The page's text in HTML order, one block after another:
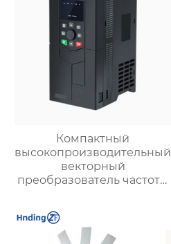
Компактный
высокопроизводительный
векторный
преобразователь частоты